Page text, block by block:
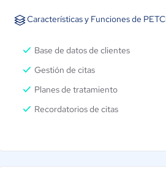
Características y Funciones de
Base de datos de clientes
Gestión de citas
Planes de tratamiento
Recordatorios de citas